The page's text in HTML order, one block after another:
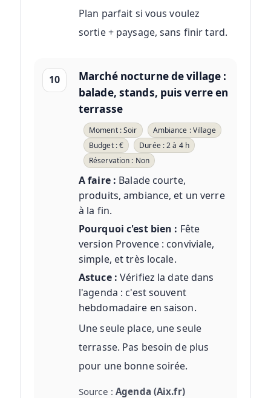
Plan parfait si vous voulez
sortie + paysage, sans finir tard.
10
Marché nocturne de village :
balade, stands, puis verre en
terrasse
Moment : Soir
Ambiance : Village
Budget : €
Durée : 2 à 4 h
Réservation : Non
A faire : Balade courte,
produits, ambiance, et un verre
à la fin.
Pourquoi c'est bien : Fête
version Provence : conviviale,
simple, et très locale.
Astuce : Vérifiez la date dans
l'agenda : c'est souvent
hebdomadaire en saison.
Une seule place, une seule
terrasse. Pas besoin de plus
pour une bonne soirée.
Source :Agenda (Aix.fr)